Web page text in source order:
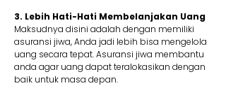
3. Lebih Hati-Hati Membelanjakan Uang
Maksudnya disini adalah dengan memiliki
asuransi jiwa, Anda jadi lebih bisa mengelola
uang secara tepat. Asuransi jiwa membantu
anda agar uang dapat teralokasikan dengan
baik untuk masa depan.